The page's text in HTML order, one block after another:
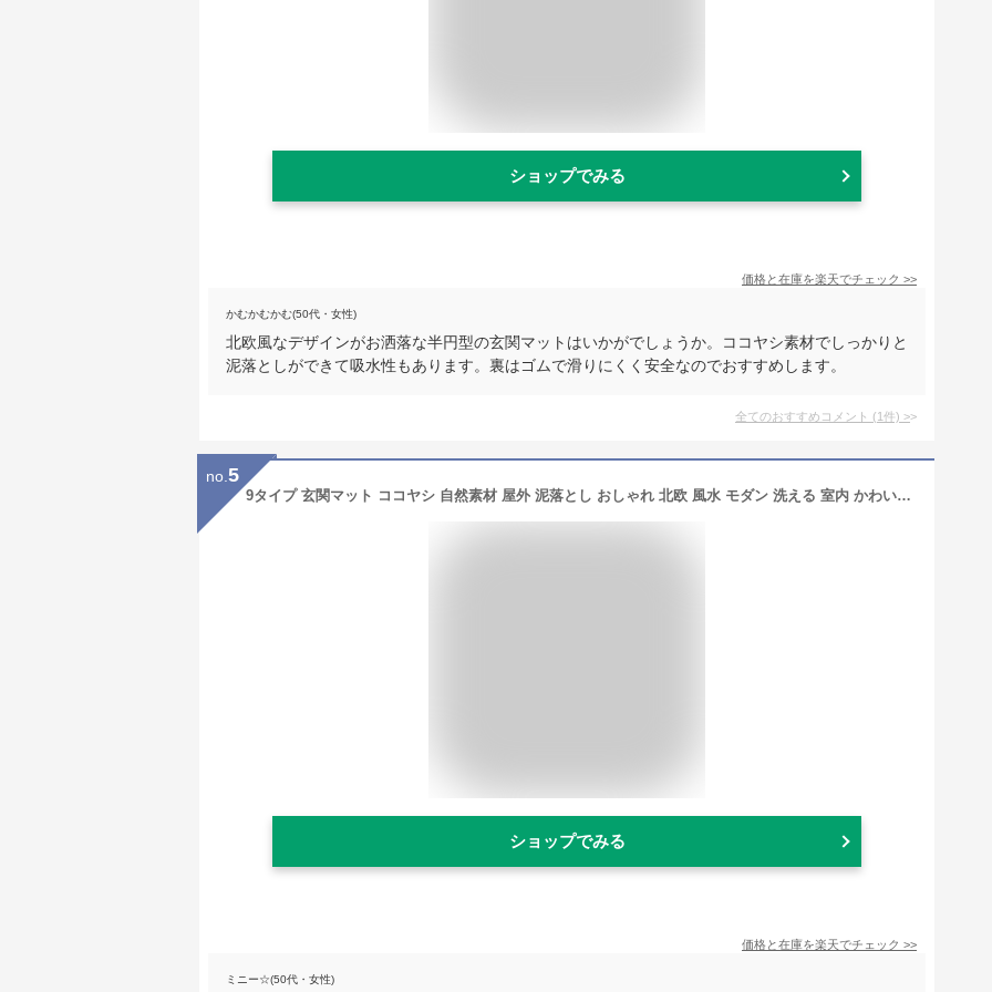
ショップでみる
価格と在庫を楽天でチェック >>
かむかむかむ(50代・女性)
北欧風なデザインがお洒落な半円型の玄関マットはいかがでしょうか。ココヤシ素材でしっかりと
泥落としができて吸水性もあります。裏はゴムで滑りにくく安全なのでおすすめします。
全てのおすすめコメント (1件) >
no. 5
9タイプ 玄関マット ココヤシ 自然素材 屋外 泥落とし おしゃれ 北欧 風水 モダン 洗える 室内 かわいい 大判 大きめ 雨 60*90cm 厚手 オシャレ 長方形 八角形 ドアマット 北欧 シンプル ラバー ゴム カーペット ラグ 吸水性 滑り止め 便利 事務所 オフィス お店 お家
ショップでみる
価格と在庫を楽天でチェック >>
ミニー☆(50代・女性)